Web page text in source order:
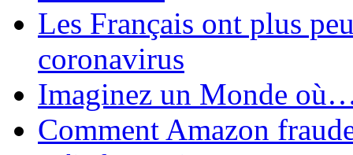
Les Français ont plus
coronavirus
Imaginez un Monde
Comment Amazon